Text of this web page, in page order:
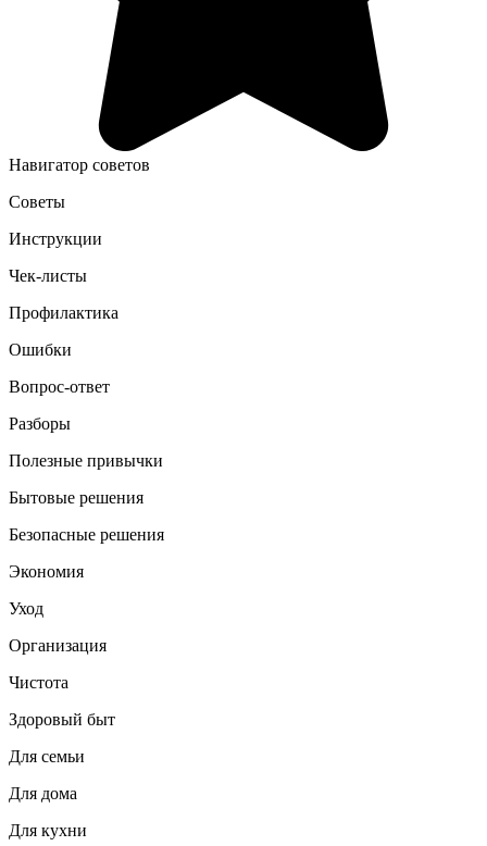
Навигатор советов
Советы
Инструкции
Чек-листы
Профилактика
Ошибки
Вопрос-ответ
Разборы
Полезные привычки
Бытовые решения
Безопасные решения
Экономия
Уход
Организация
Чистота
Здоровый быт
Для семьи
Для дома
Для кухни